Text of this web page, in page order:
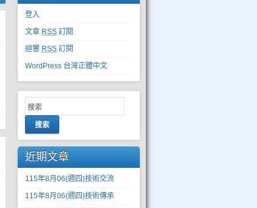
登入
文章 RSS 訂閱
迴響 RSS 訂閱
WordPress 台灣正體中文
搜索
近期文章
115年8月06(週四)技術交流
115年8月06(週四)技術傳承